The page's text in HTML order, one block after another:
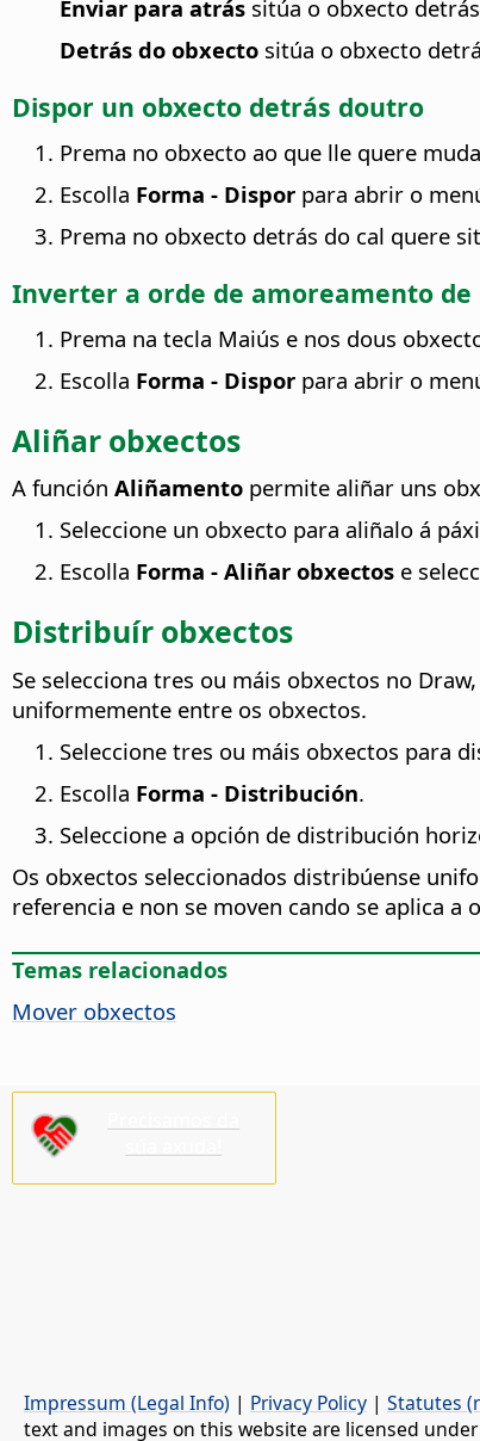
Enviar para atrás sitúa o obxecto
Detrás do obxecto sitúa o obxecto
Dispor un obxecto detrás doutro
Prema no obxecto ao que lle quere
Escolla Forma - Dispor para abrir o
Prema no obxecto detrás do cal quere
Inverter a orde de amoreamento de
Prema na tecla Maiús e nos dous
Escolla Forma - Dispor para abrir o
Aliñar obxectos
A función Aliñamento permite aliñar uns
Seleccione un obxecto para aliñalo á
Escolla Forma - Aliñar obxectos e
Distribuír obxectos
Se selecciona tres ou máis obxectos no
uniformemente entre os obxectos.
Seleccione tres ou máis obxectos para
Escolla Forma - Distribución.
Seleccione a opción de distribución
Os obxectos seleccionados distribúense
referencia e non se moven cando se aplica a
Temas relacionados
Mover obxectos
Impressum (Legal Info) | Privacy Policy | Statutes
text and images on this website are licensed